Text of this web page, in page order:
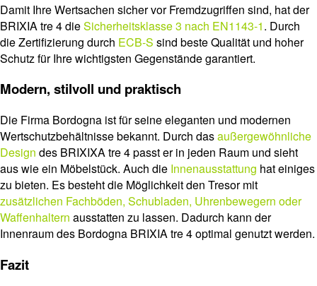
Damit Ihre Wertsachen sicher vor Fremdzugriffen sind, hat der
BRIXIA tre 4 dieSicherheitsklasse 3 nach EN1143-1. Durch
die Zertifizierung durch ECB-S sind beste Qualität und hoher
Schutz für Ihre wichtigsten Gegenstände garantiert.
Modern, stilvoll und praktisch
Die Firma Bordogna ist für seine eleganten und modernen
Wertschutzbehältnisse bekannt. Durch dasaußergewöhnliche
Design des BRIXIXA tre 4 passt er in jeden Raum und sieht
aus wie ein Möbelstück. Auch die Innenausstattung hat einiges
zu bieten. Es besteht die Möglichkeit den Tresor mit
zusätzlichen Fachböden, Schubladen, Uhrenbewegern oder
Waffenhaltern ausstatten zu lassen. Dadurch kann der
Innenraum des Bordogna BRIXIA tre 4 optimal genutzt werden.
Fazit